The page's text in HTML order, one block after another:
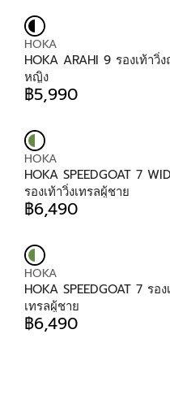
0
C
E
฿
9
,
4
0
:G
U
L
A
R
P
C
E
฿
5
,
9
0
V
E
N
D
O
:
HOKA
HOKA ARAHI 9 รองเท้าวิ่
หญิง
R
G
U
L
A
R
P
C
E
฿
5
,
9
฿5,990
V
E
N
D
O
:
HOKA
HOKA SPEEDGOAT 7
รองเท้าวิ่งเทรลผู้ชาย
R
G
U
L
A
R
P
฿6,490
V
E
N
D
O
HOKA
HOKA SPEEDGOAT 7 รอง
เทรลผู้ชาย
R
฿6,490